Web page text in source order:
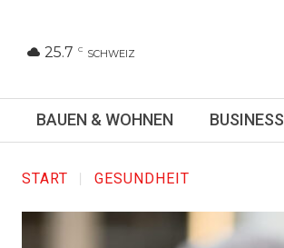
25.7 C SCHWEIZ
BAUEN & WOHNEN BUSINESS
START GESUNDHEIT